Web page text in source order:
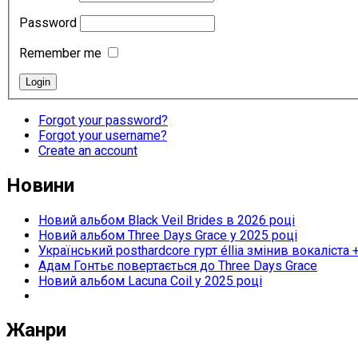
Password
Remember me
Forgot your password?
Forgot your username?
Create an account
Новини
Новий альбом Black Veil Brides в 2026 році
Новий альбом Three Days Grace у 2025 році
Український posthardcore гурт éllia змінив вокаліста
Адам Гонтьє повертається до Three Days Grace
Новий альбом Lacuna Coil у 2025 році
Жанри